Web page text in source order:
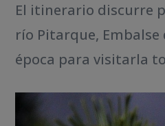
El itinerario discurre
río Pitarque, Embalse
época para visitarla